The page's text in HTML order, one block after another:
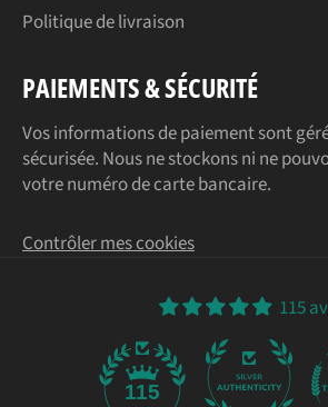
Politique de livraison
PAIEMENTS & SÉCURITÉ
Vos informations de paiement sont
sécurisée. Nous ne stockons ni ne
votre numéro de carte bancaire.
Contrôler mes cookies
115
115